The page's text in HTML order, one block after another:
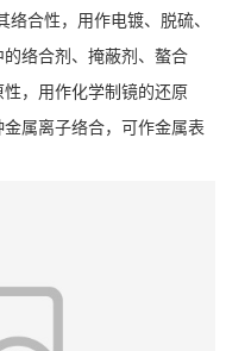
合性，用作电镀、脱硫、
络合剂、掩蔽剂、螯合
，用作化学制镜的还原
属离子络合，可作金属表